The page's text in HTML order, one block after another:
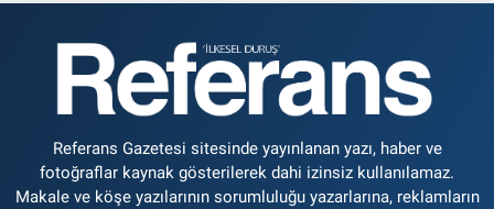
Referans Gazetesi sitesinde yayınlanan yazı, haber ve
fotoğraflar kaynak gösterilerek dahi izinsiz kullanılamaz.
Makale ve köşe yazılarının sorumluluğu yazarlarına, reklamların